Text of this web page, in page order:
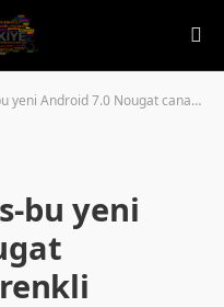
7.0 Nougat canavarı süper renkli olabilir
bu yeni